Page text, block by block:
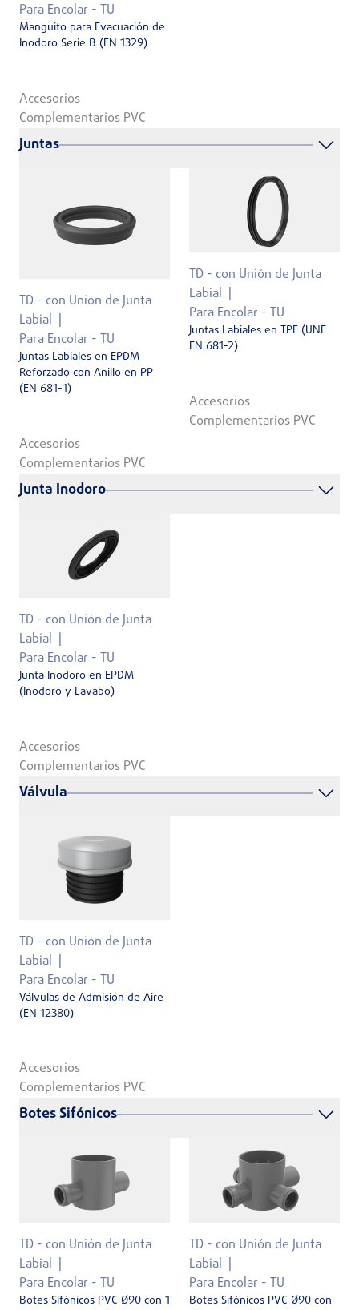
Para Encolar - TU
Manguito para Evacuación de
Inodoro Serie B (EN 1329)
Accesorios
Complementarios PVC
Juntas
TD - con Unión de Junta
Labial
Para Encolar - TU
Juntas Labiales en EPDM
Reforzado con Anillo en PP
(EN 681-1)
Accesorios
Complementarios PVC
TD - con Unión de Junta
Labial
Para Encolar - TU
Juntas Labiales en TPE (UNE
EN 681-2)
Accesorios
Complementarios PVC
Junta Inodoro
TD - con Unión de Junta
Labial
Para Encolar - TU
Junta Inodoro en EPDM
(Inodoro y Lavabo)
Accesorios
Complementarios PVC
Válvula
TD - con Unión de Junta
Labial
Para Encolar - TU
Válvulas de Admisión de Aire
(EN 12380)
Accesorios
Complementarios PVC
Botes Sifónicos
TD - con Unión de Junta
Labial
Para Encolar - TU
Botes Sifónicos PVC Ø90 con 1
TD - con Unión de Junta
Labial
Para Encolar - TU
Botes Sifónicos PVC Ø90 con